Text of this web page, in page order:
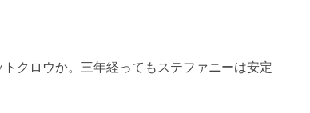
トクロウか。三年経ってもステファニーは安定